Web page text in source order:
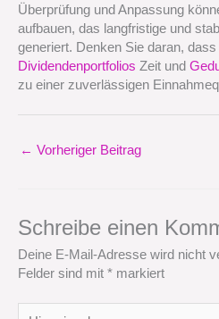
Überprüfung und Anpassung
aufbauen, das langfristige und
generiert. Denken Sie daran, dass
Dividendenportfolios Zeit und
zu einer zuverlässigen
← Vorheriger Beitrag
Schreibe einen
Deine E-Mail-Adresse wird nicht
Felder sind mit * markiert